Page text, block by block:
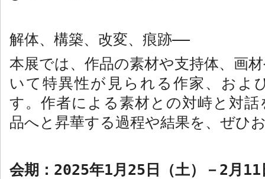
解体、構築、改変、痕跡――
本展では、作品の素材や支持体、画
いて特異性が見られる作家、およ
す。作者による素材との対峙と対
品へと昇華する過程や結果を、ぜひ
会期： 2025年1月 25 日（土）－ 2月 11